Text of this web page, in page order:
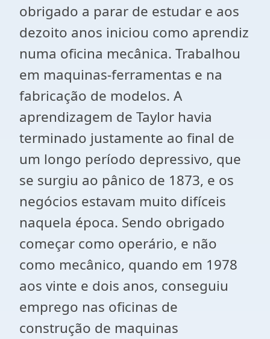
obrigado a parar de estudar e aos
dezoito anos iniciou como aprendiz
numa oficina mecânica. Trabalhou
em maquinas-ferramentas e na
fabricação de modelos. A
aprendizagem de Taylor havia
terminado justamente ao final de
um longo período depressivo, que
se surgiu ao pânico de 1873, e os
negócios estavam muito difíceis
naquela época. Sendo obrigado
começar como operário, e não
como mecânico, quando em 1978
aos vinte e dois anos, conseguiu
emprego nas oficinas de
construção de maquinas